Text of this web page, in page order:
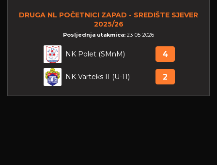
DRUGA NL POČETNICI ZAPAD - SREDIŠTE SJEVER
2025/26
Posljednja utakmica: 23-05-2026
NK Polet (SMnM) 4
NK Varteks II (U-11) 2